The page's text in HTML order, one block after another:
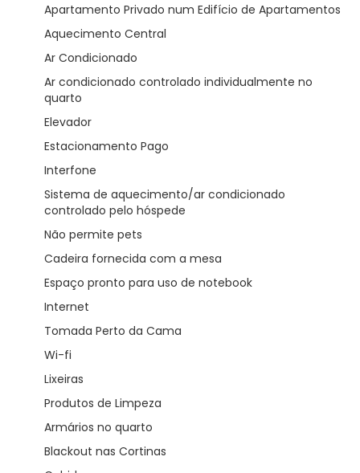
Apartamento Privado num Edifício de Apartamentos
Aquecimento Central
Ar Condicionado
Ar condicionado controlado individualmente no
quarto
Elevador
Estacionamento Pago
Interfone
Sistema de aquecimento/ar condicionado
controlado pelo hóspede
Não permite pets
Cadeira fornecida com a mesa
Espaço pronto para uso de notebook
Internet
Tomada Perto da Cama
Wi-fi
Lixeiras
Produtos de Limpeza
Armários no quarto
Blackout nas Cortinas